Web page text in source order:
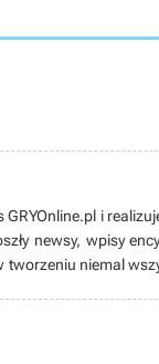
i
newsy, wpisy
niemal
i